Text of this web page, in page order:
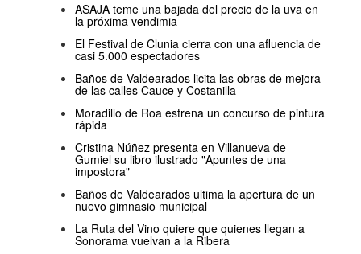
ASAJA teme una bajada del precio de la uva en
la próxima vendimia
El Festival de Clunia cierra con una afluencia de
casi 5.000 espectadores
Baños de Valdearados licita las obras de mejora
de las calles Cauce y Costanilla
Moradillo de Roa estrena un concurso de pintura
rápida
Cristina Núñez presenta en Villanueva de
Gumiel su libro ilustrado "Apuntes de una
impostora"
Baños de Valdearados ultima la apertura de un
nuevo gimnasio municipal
La Ruta del Vino quiere que quienes llegan a
Sonorama vuelvan a la Ribera